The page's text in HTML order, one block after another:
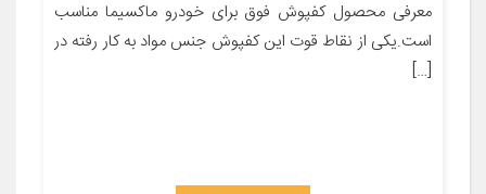
معرفی محصول کفپوش فوق برای خودرو ماکسیما مناسب
است.یکی از نقاط قوت این کفپوش جنس مواد به کار رفته در
[…]